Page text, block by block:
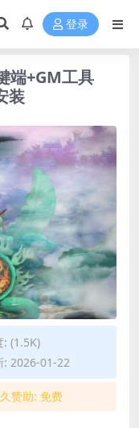
登录
端+GM工具
装
: (1.5K)
: 2026-01-22
赞助: 免费